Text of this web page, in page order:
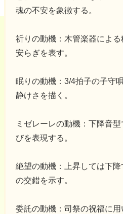
魂の不安を象徴する。
祈りの動機：木管楽器によ
安らぎを表す。
眠りの動機：3/4拍子の子守
静けさを描く。
ミゼレーレの動機：下降音
びを表現する。
絶望の動機：上昇しては下
の交錯を示す。
委託の動機：司祭の祝福に